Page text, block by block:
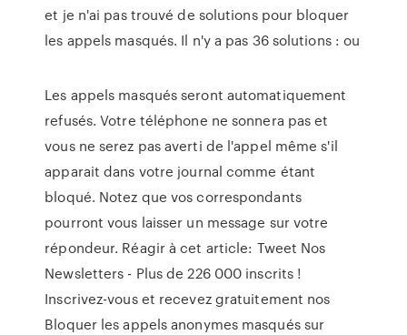
et je n'ai pas trouvé de solutions pour bloquer
les appels masqués. Il n'y a pas 36 solutions : ou
Les appels masqués seront automatiquement
refusés. Votre téléphone ne sonnera pas et
vous ne serez pas averti de l'appel même s'il
apparait dans votre journal comme étant
bloqué. Notez que vos correspondants
pourront vous laisser un message sur votre
répondeur. Réagir à cet article: Tweet Nos
Newsletters - Plus de 226 000 inscrits !
Inscrivez-vous et recevez gratuitement nos
Bloquer les appels anonymes masqués sur